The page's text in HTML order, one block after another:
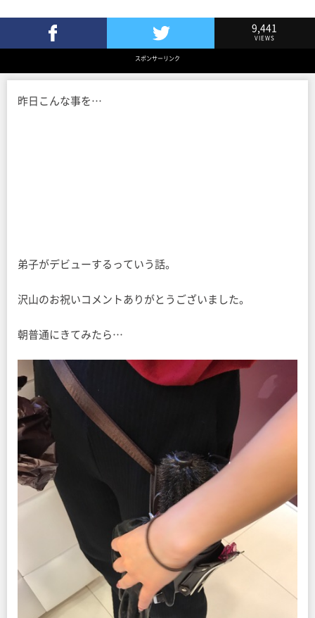
Twitterでツイート
9,441
VIEWS
スポンサーリンク
昨日こんな事を…
弟子がデビューするっていう話。
沢山のお祝いコメントありがとうございました。
朝普通にきてみたら…